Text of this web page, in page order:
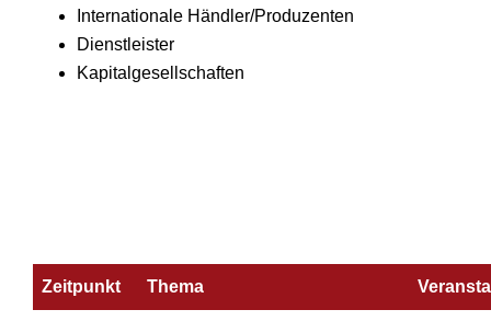
Internationale Händler/Produzenten
Dienstleister
Kapitalgesellschaften
Zeitpunkt Thema